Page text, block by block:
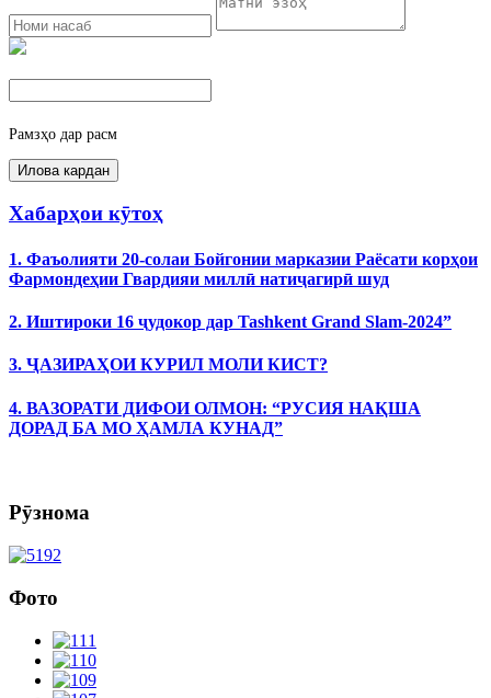
Рамзҳо дар расм
Хабарҳои кӯтоҳ
1. Фаъолияти 20-солаи Бойгонии марказии Раёсати корҳои
Фармондеҳии Гвардияи миллӣ натиҷагирӣ шуд
2. Иштироки 16 ҷудокор дар Tashkent Grand Slam-2024”
3. ҶАЗИРАҲОИ КУРИЛ МОЛИ КИСТ?
4. ВАЗОРАТИ ДИФОИ ОЛМОН: “РУСИЯ НАҚША
ДОРАД БА МО ҲАМЛА КУНАД”
Рӯзнома
Фото